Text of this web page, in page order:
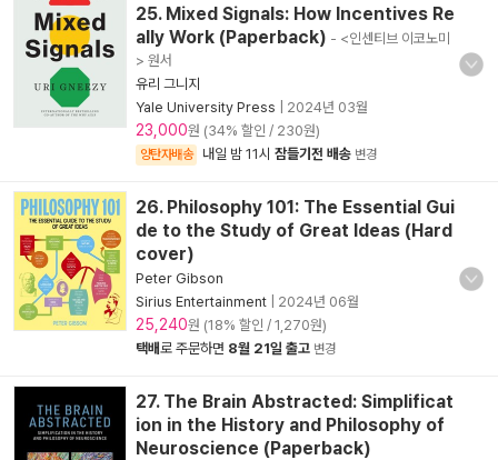
25. Mixed Signals: How Incentives Re
ally Work (Paperback) - <인센티브 이코노미
> 원서
유리 그니지
Yale University Press
2024년 03월
23,000원 (34% 할인 / 230원)
양탄자배송 내일 밤 11시 잠들기전 배송 변경
26. Philosophy 101: The Essential Gui
de to the Study of Great Ideas (Hard
cover)
Peter Gibson
Sirius Entertainment
2024년 06월
25,240원 (18% 할인 / 1,270원)
택배로 주문하면 8월 21일 출고 변경
27. The Brain Abstracted: Simplificat
ion in the History and Philosophy of
Neuroscience (Paperback)